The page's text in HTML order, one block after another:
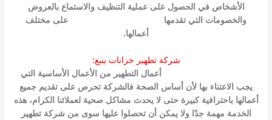
الأشخاص في الحصول على عملية التنظيف والاستماع بالعروض
والخصومات التي تقدمها
على مختلف
أعمالها.
شركة تطهير خزانات ينبع:
أعمال التطهير من الأعمال الأساسية التي
يجب الاعتناء بها لأن أساس الصحة فالشركة تحرص على تقديم جميع
أعمالها باحترافية كبيرة حتى لا يحدث مشاكل صحية لعملائنا الكرام، هذه
الخدمة مهمة جدًا ولا يمكن أن تحصلوا عليها سوى من شركة تطهير